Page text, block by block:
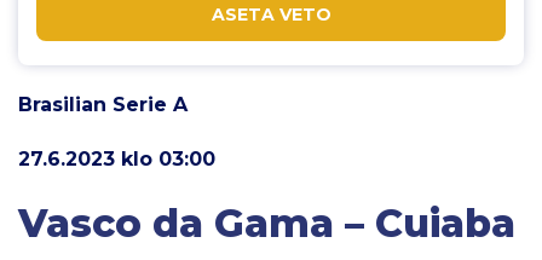
ASETA VETO
Brasilian Serie A
27.6.2023 klo 03:00
Vasco da Gama – Cuiaba